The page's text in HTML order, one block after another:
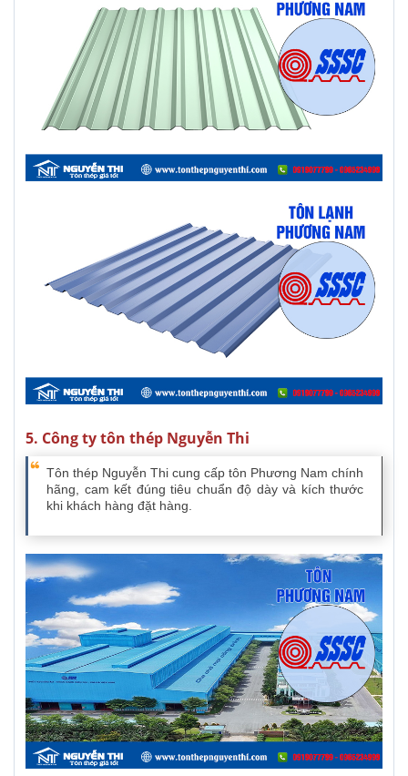
5. Công ty tôn thép Nguyễn Thi
Tôn thép Nguyễn Thi cung cấp tôn Phương Nam chính
hãng, cam kết đúng tiêu chuẩn độ dày và kích thước
khi khách hàng đặt hàng.